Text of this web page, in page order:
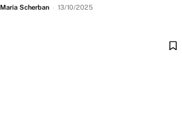
Maria Scherban - 13/10/2025